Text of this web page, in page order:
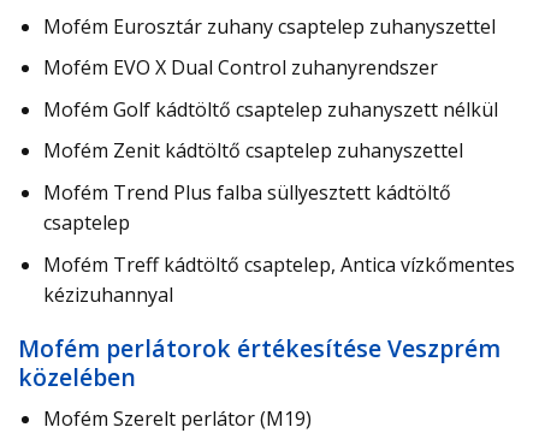
Mofém Eurosztár zuhany csaptelep zuhanyszettel
Mofém EVO X Dual Control zuhanyrendszer
Mofém Golf kádtöltő csaptelep zuhanyszett nélkül
Mofém Zenit kádtöltő csaptelep zuhanyszettel
Mofém Trend Plus falba süllyesztett kádtöltő
csaptelep
Mofém Treff kádtöltő csaptelep, Antica vízkőmentes
kézizuhannyal
Mofém perlátorok értékesítése Veszprém
közelében
Mofém Szerelt perlátor (M19)